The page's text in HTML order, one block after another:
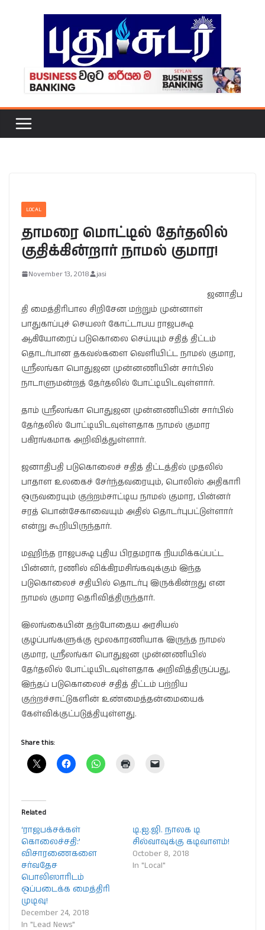
LOCAL
தாமரை மொட்டில் தேர்தலில்
குதிக்கின்றார் நாமல் குமார!
November 13, 2018 jasi
ஜனாதிப
தி மைத்திரிபால சிறிசேன மற்றும் முன்னாள்
பாதுகாப்புச் செயலர் கோட்டாபய ராஜபக்ஷ
ஆகியோரைப் படுகொலை செய்யும் சதித் திட்டம்
தொடர்பான தகவல்களை வெளியிட்ட நாமல் குமார,
ஸ்ரீலங்கா பொதுஜன முன்னணியின் சார்பில்
நாடாளுமன்றத் தேர்தலில் போட்டியிடவுள்ளார்.
தாம் ஸ்ரீலங்கா பொதுஜன முன்னணியின் சார்பில்
தேர்தலில் போட்டியிடவுள்ளதாக நாமல் குமார
பகிரங்கமாக அறிவித்துள்ளார்.
ஜனாதிபதி படுகொலைச் சதித் திட்டத்தில் முதலில்
பாதாள உலகைச் சேர்ந்தவரையும், பொலிஸ் அதிகாரி
ஒருவரையும் குற்றம்சாட்டிய நாமல் குமார, பின்னர்
சரத் பொன்சேகாவையும் அதில் தொடர்புபட்டுள்ளார்
என்று கூறியிருந்தார்.
மஹிந்த ராஜபக்ஷ புதிய பிரதமராக நியமிக்கப்பட்ட
பின்னர், ரணில் விக்கிரமசிங்கவுக்கும் இந்த
படுகொலைச் சதியில் தொடர்பு இருக்கின்றது என
நாமல் குமார தெரிவித்திருந்தார்.
இலங்கையின் தற்போதைய அரசியல்
குழப்பங்களுக்கு மூலகாரணியாக இருந்த நாமல்
குமார, ஸ்ரீலங்கா பொதுஜன முன்னணியில்
தேர்தலில் போட்டியிடவுள்ளதாக அறிவித்திருப்பது,
இந்தப் படுகொலைச் சதித் திட்டம் பற்றிய
குற்றச்சாட்டுகளின் உண்மைத்தன்மையைக்
கேள்விக்குட்படுத்தியுள்ளது.
Share this:
Related
‘ராஜபக்சக்கள்
கொலைச்சதி:’
விசாரணைகளை
சர்வதேச
பொலிஸாரிடம்
ஒப்படைக்க மைத்திரி
முடிவு!
December 24, 2018
In "Lead News"
டி.ஐ.ஜி. நாலக டி
சில்வாவுக்கு கடிவாளம்!
October 8, 2018
In "Local"